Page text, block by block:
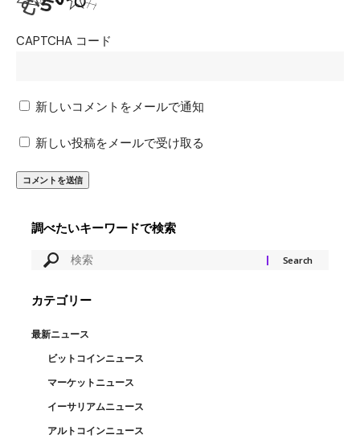
CAPTCHA コード
新しいコメントをメールで通知
新しい投稿をメールで受け取る
調べたいキーワードで検索
カテゴリー
最新ニュース
ビットコインニュース
マーケットニュース
イーサリアムニュース
アルトコインニュース